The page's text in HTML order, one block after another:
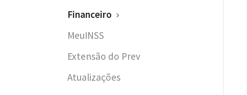
Financeiro
MeuINSS
Extensão do Prev
Atualizações